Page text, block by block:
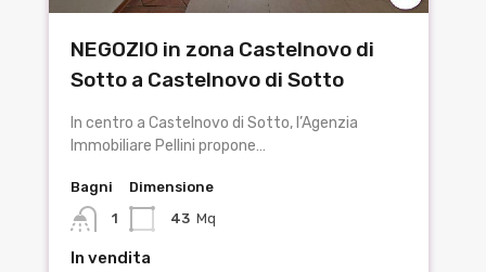
NEGOZIO in zona Castelnovo di
Sotto a Castelnovo di Sotto
In centro a Castelnovo di Sotto, l’Agenzia
Immobiliare Pellini propone…
Bagni
1
Dimensione
43 Mq
In vendita